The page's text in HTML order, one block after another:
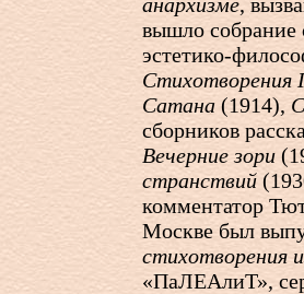
вышло собрание
эстетико-
Стихотворения
Сатана (1914),
сборников
Вечерние зори
странствий
комментатор
Москве был
стихотворения
«ПаЛЕАлиТ»,